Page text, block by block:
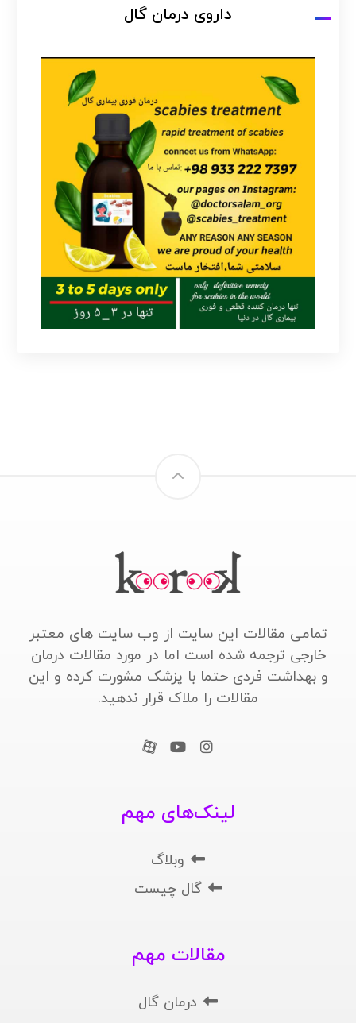
داروی درمان گال
تمامی مقالات این سایت از وب سایت های معتبر
خارجی ترجمه شده است اما در مورد مقالات درمان
و بهداشت فردی حتما با پزشک مشورت کرده و این
مقالات را ملاک قرار ندهید.
لینک‌های مهم
وبلاگ
گال چیست
مقالات مهم
درمان گال